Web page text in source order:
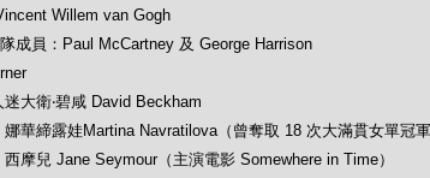
Willem van Gogh
成員：Paul McCartney 及 George Harrison
大衛‧碧咸 David Beckham
華締露娃Martina Navratilova（曾奪取 18 次大滿貫女單冠軍
摩兒 Jane Seymour（主演電影 Somewhere in Time）